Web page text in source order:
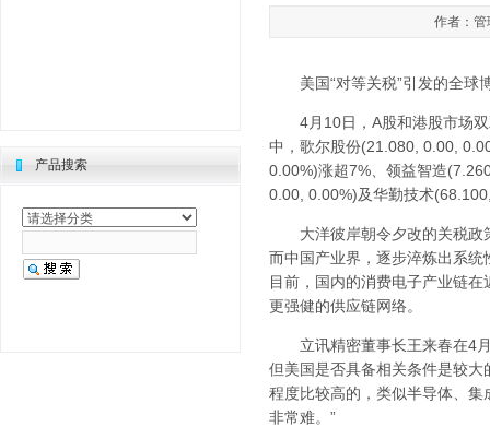
产品搜索
作者：
美国“对等关税”引发的全球
4月10日，A股和港股市场双
中，歌尔股份(21.080, 0.00,
0.00%)涨超7%、领益智造
0.00, 0.00%)及华勤技术
大洋彼岸朝令夕改的关税政
而中国产业界，逐步淬炼出系
目前，国内的消费电子产业链
更强健的供应链网络。
立讯精密董事长王来春在4月
但美国是否具备相关条件是较
程度比较高的，类似半导体、
非常难。”